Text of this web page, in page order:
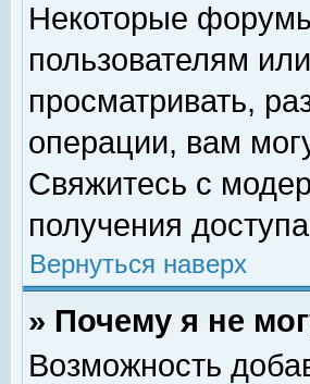
Некоторые
пользователям
просматривать,
операции, вам
Свяжитесь с
получения
Вернуться наверх
» Почему я не
Возможность